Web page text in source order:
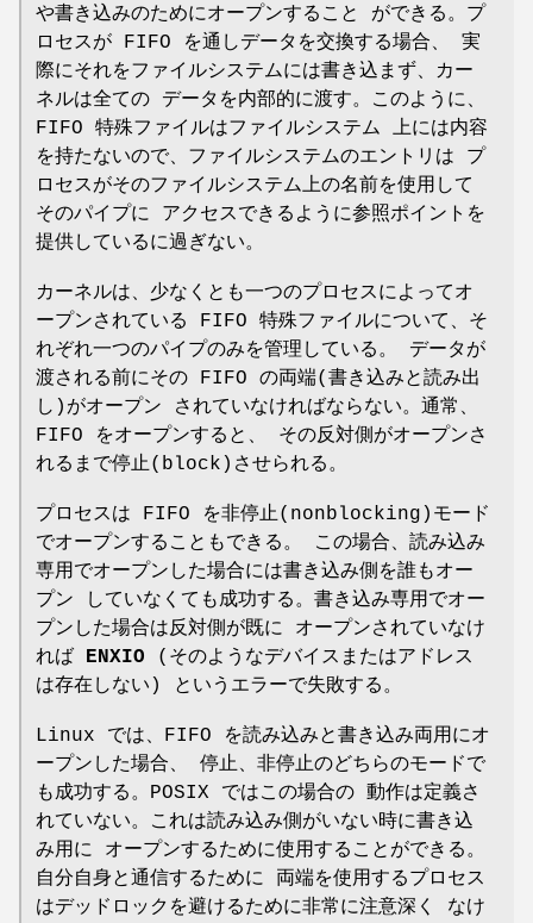
や書き込みのためにオープンすること ができる。プ
ロセスが FIFO を通しデータを交換する場合、 実
際にそれをファイルシステムには書き込まず、カー
ネルは全ての データを内部的に渡す。このように、
FIFO 特殊ファイルはファイルシステム 上には内容
を持たないので、ファイルシステムのエントリは プ
ロセスがそのファイルシステム上の名前を使用して
そのパイプに アクセスできるように参照ポイントを
提供しているに過ぎない。
カーネルは、少なくとも一つのプロセスによってオ
ープンされている FIFO 特殊ファイルについて、そ
れぞれ一つのパイプのみを管理している。 データが
渡される前にその FIFO の両端(書き込みと読み出
し)がオープン されていなければならない。通常、
FIFO をオープンすると、 その反対側がオープンさ
れるまで停止(block)させられる。
プロセスは FIFO を非停止(nonblocking)モード
でオープンすることもできる。 この場合、読み込み
専用でオープンした場合には書き込み側を誰もオー
プン していなくても成功する。書き込み専用でオー
プンした場合は反対側が既に オープンされていなけ
れば ENXIO (そのようなデバイスまたはアドレス
は存在しない) というエラーで失敗する。
Linux では、FIFO を読み込みと書き込み両用にオ
ープンした場合、 停止、非停止のどちらのモードで
も成功する。POSIX ではこの場合の 動作は定義さ
れていない。これは読み込み側がいない時に書き込
み用に オープンするために使用することができる。
自分自身と通信するために 両端を使用するプロセス
はデッドロックを避けるために非常に注意深く なけ